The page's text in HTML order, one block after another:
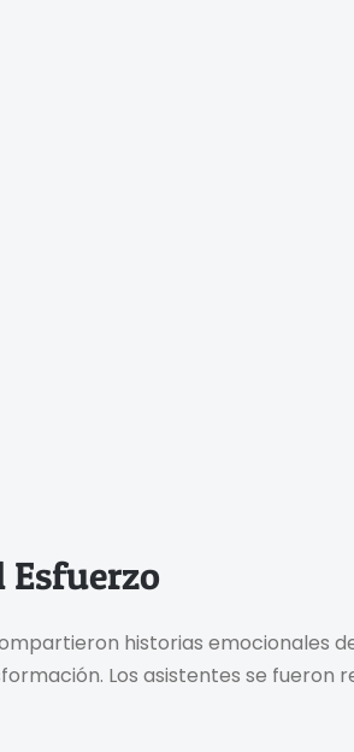
Esfuerzo
historias
Los asistentes se fueron